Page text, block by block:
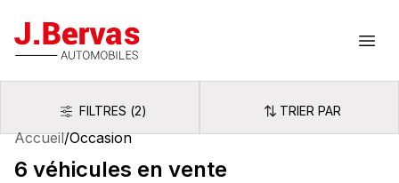
J.Bervas
FiltresFILTRES (2) Trier par
TRIER PAR
Accueil/Occasion
6 véhicules en vente